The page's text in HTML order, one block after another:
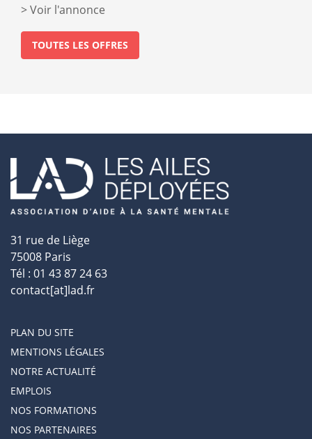
Voir l'annonce
TOUTES LES OFFRES
31 rue de Liège
75008 Paris
Tél : 01 43 87 24 63
contact[at]lad.fr
PLAN DU SITE
MENTIONS LÉGALES
NOTRE ACTUALITÉ
EMPLOIS
NOS FORMATIONS
NOS PARTENAIRES